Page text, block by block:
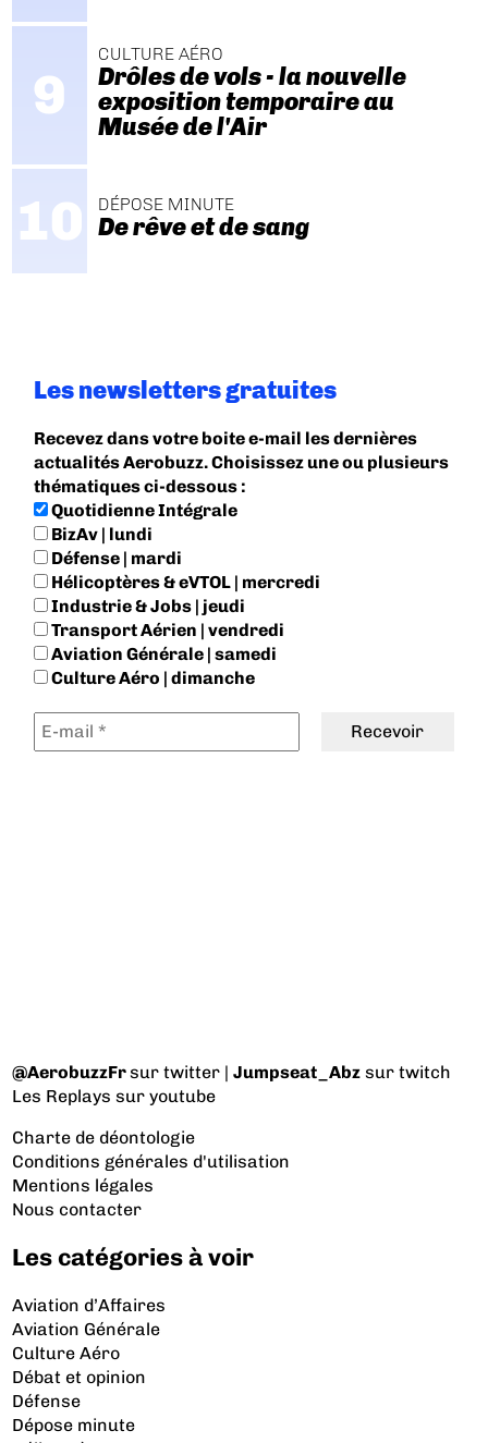
CULTURE AÉRO
Drôles de vols - la nouvelle
exposition temporaire au
Musée de l'Air
DÉPOSE MINUTE
De rêve et de sang
Les newsletters gratuites
Recevez dans votre boite e-mail les dernières
actualités Aerobuzz. Choisissez une ou plusieurs
thématiques ci-dessous :
Quotidienne Intégrale
BizAv | lundi
Défense | mardi
Hélicoptères & eVTOL | mercredi
Industrie & Jobs | jeudi
Transport Aérien | vendredi
Aviation Générale | samedi
Culture Aéro | dimanche
@AerobuzzFrsur twitter |Jumpseat_Abz sur twitch
Les Replays sur youtube
Charte de déontologie
Conditions générales d'utilisation
Mentions légales
Nous contacter
Les catégories à voir
Aviation d’Affaires
Aviation Générale
Culture Aéro
Débat et opinion
Défense
Dépose minute